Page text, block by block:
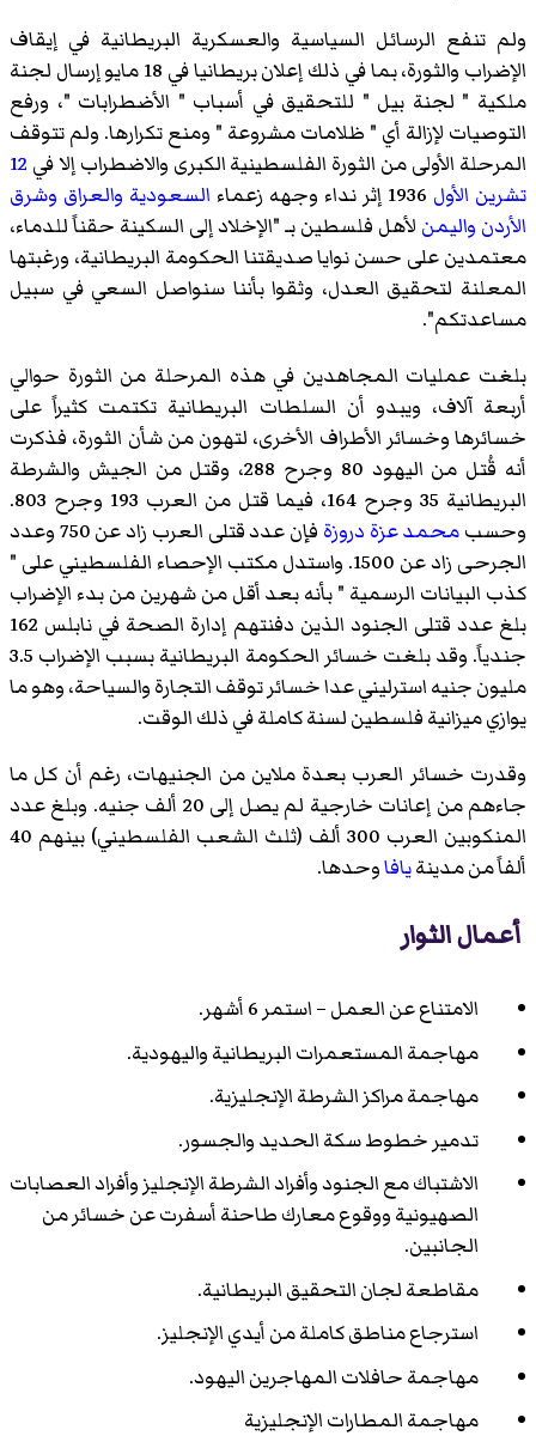
ولم تنفع الرسائل السياسية والعسكرية البريطانية في إيقاف
الإضراب والثورة، بما في ذلك إعلان بريطانيا في 18 مايو إرسال لجنة
ملكية " لجنة بيل " للتحقيق في أسباب " الأضطرابات "، ورفع
التوصيات لإزالة أي " ظلامات مشروعة " ومنع تكرارها. ولم تتوقف
المرحلة الأولى من الثورة الفلسطينية الكبرى والاضطراب إلا في 12
تشرين الأول
السعودية والعراق وشرق
الأردن واليمن لأهل فلسطين بـ "الإخلاد إلى السكينة حقناً للدماء،
معتمدين على حسن نوايا صديقتنا الحكومة البريطانية، ورغبتها
المعلنة لتحقيق العدل، وثقوا بأننا سنواصل السعي في سبيل
مساعدتكم".
بلغت عمليات المجاهدين في هذه المرحلة من الثورة حوالي
أربعة آلاف، ويبدو أن السلطات البريطانية تكتمت كثيراً على
خسائرها وخسائر الأطراف الأخرى، لتهون من شأن الثورة، فذكرت
أنه قُتل من اليهود 80 وجرح 288، وقتل من الجيش والشرطة
البريطانية 35 وجرح 164، فيما قتل من العرب 193 وجرح 803.
وحسبمحمد عزة دروزة
فإن عدد قتلى العرب زاد عن 750 وعدد
الجرحى زاد عن 1500. واستدل مكتب الإحصاء الفلسطيني على "
كذب البيانات الرسمية " بأنه بعد أقل من شهرين من بدء الإضراب
بلغ عدد قتلى الجنود الذين دفنتهم إدارة الصحة في نابلس 162
جندياً. وقد بلغت خسائر الحكومة البريطانية بسبب الإضراب 3.5
مليون جنيه استرليني عدا خسائر توقف التجارة والسياحة، وهو ما
يوازي ميزانية فلسطين لسنة كاملة في ذلك الوقت.
وقدرت خسائر العرب بعدة ملاين من الجنيهات، رغم أن كل ما
جاءهم من إعانات خارجية لم يصل إلى 20 ألف جنيه. وبلغ عدد
المنكوبين العرب 300 ألف (ثلث الشعب الفلسطيني) بينهم 40
ألفاً من مدينةيافاوحدها.
أعمال الثوار
الامتناع عن العمل – استمر 6 أشهر.
مهاجمة المستعمرات البريطانية واليهودية.
مهاجمة مراكز الشرطة الإنجليزية.
تدمير خطوط سكة الحديد والجسور.
الاشتباك مع الجنود وأفراد الشرطة الإنجليز وأفراد العصابات
الصهيونية ووقوع معارك طاحنة أسفرت عن خسائر من
الجانبين.
مقاطعة لجان التحقيق البريطانية.
استرجاع مناطق كاملة من أيدي الإنجليز.
مهاجمة حافلات المهاجرين اليهود.
مهاجمة المطارات الإنجليزية